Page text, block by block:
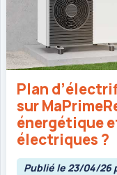
Plan
sur
énergétique
électriques ?
Publié le 23/04/26